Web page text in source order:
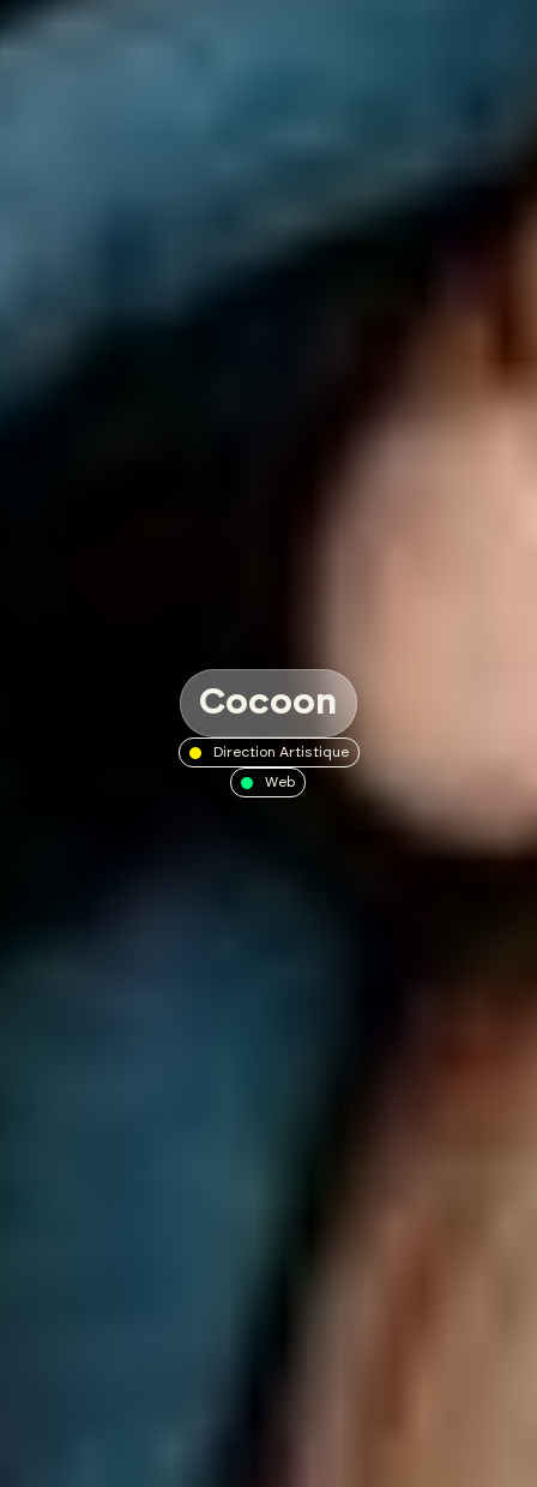
Cocoon
Direction Artistique
Web